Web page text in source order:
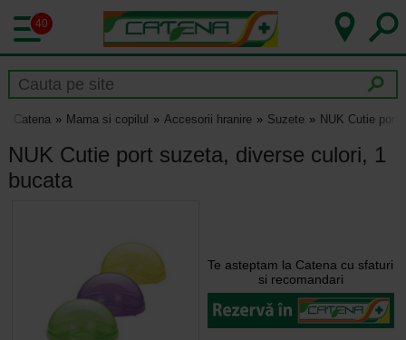
40
Catena Mama si copilul Accesorii hranire Suzete NUK Cutie port
NUK Cutie port suzeta, diverse culori, 1
bucata
Te asteptam la Catena cu sfaturi
si recomandari